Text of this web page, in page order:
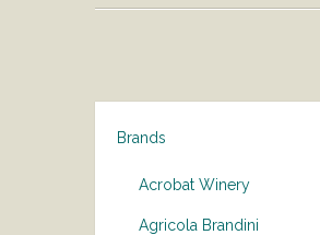
Brands
Acrobat Winery
Agricola Brandini